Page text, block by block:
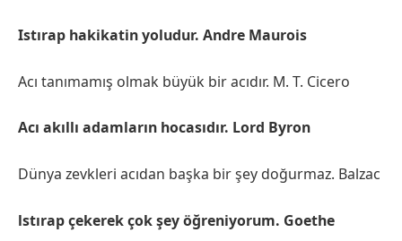
Istırap hakikatin yoludur. Andre Maurois
Acı tanımamış olmak büyük bir acıdır. M. T. Cicero
Acı akıllı adamların hocasıdır. Lord Byron
Dünya zevkleri acıdan başka bir şey doğurmaz. Balzac
lstırap çekerek çok şey öğreniyorum. Goethe